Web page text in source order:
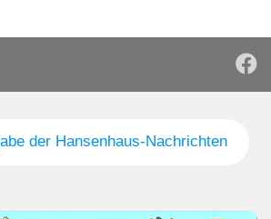
der Hansenhaus-Nachrichten